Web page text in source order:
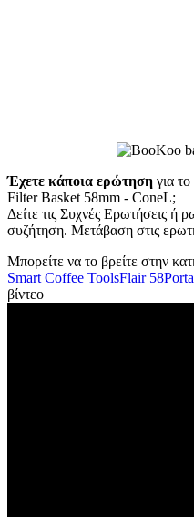
Έχετε κάποια ερώτηση για
Filter Basket 58mm - ConeL;
Δείτε τις Συχνές Ερωτήσεις ή
συζήτηση. Μετάβαση στις
Μπορείτε να το βρείτε στην
Smart Coffee ToolsFlair 58
βίντεο